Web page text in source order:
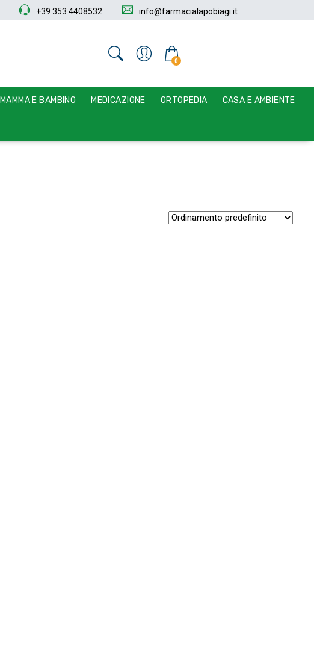
+39 353 4408532 info@farmacialapobiagi.it
0
MAMMA E BAMBINO MEDICAZIONE ORTOPEDIA CASA E AMBIENTE